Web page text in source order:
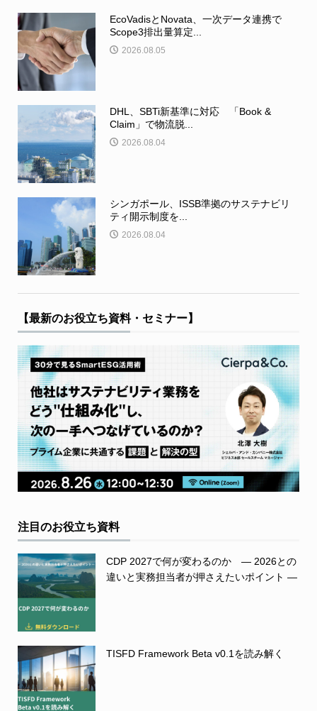
EcoVadisとNovata、一次データ連携で
Scope3排出量算定...
2026.08.05
DHL、SBTi新基準に対応 「Book &
Claim」で物流脱...
2026.08.04
シンガポール、ISSB準拠のサステナビリ
ティ開示制度を...
2026.08.04
【最新のお役立ち資料・セミナー】
注目のお役立ち資料
CDP 2027で何が変わるのか ― 2026との
違いと実務担当者が押さえたいポイント ―
TISFD Framework Beta v0.1を読み解く